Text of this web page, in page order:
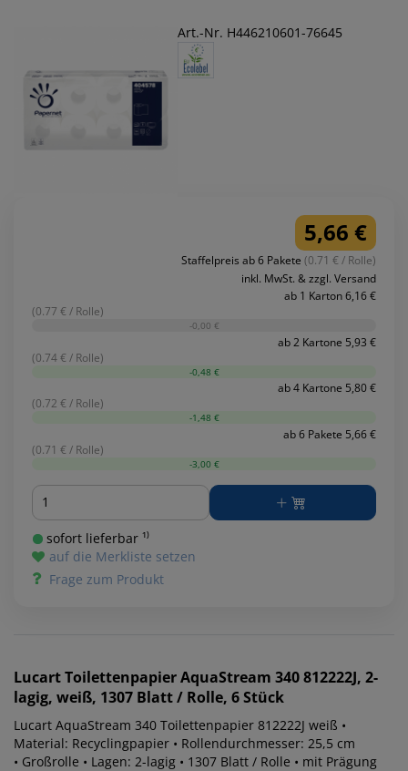
Art.-Nr. H446210601-76645
5,66 €
Staffelpreis ab 6 Pakete (0.71 € / Rolle)
inkl. MwSt. & zzgl. Versand
ab 1 Karton 6,16 €
(0.77 € / Rolle)
-0,00 €
ab 2 Kartone 5,93 €
(0.74 € / Rolle)
-0,48 €
ab 4 Kartone 5,80 €
(0.72 € / Rolle)
-1,48 €
ab 6 Pakete 5,66 €
(0.71 € / Rolle)
-3,00 €
Menge
sofort lieferbar ¹⁾
auf die Merkliste setzen
Frage zum Produkt
LucartToilettenpapier AquaStream 340 812222J, 2-
lagig, weiß, 1307 Blatt / Rolle, 6 Stück
Lucart AquaStream 340 Toilettenpapier 812222J weiß •
Material: Recyclingpapier • Rollendurchmesser: 25,5 cm
• Großrolle • Lagen: 2-lagig • 1307 Blatt / Rolle • mit Prägung